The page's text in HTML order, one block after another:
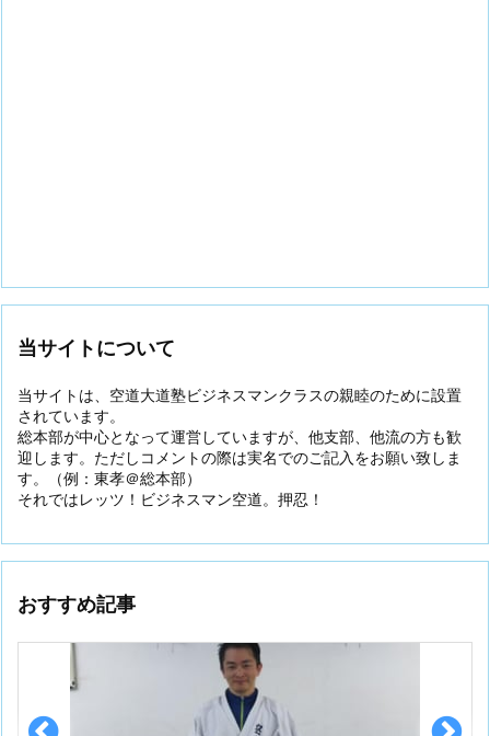
当サイトについて
当サイトは、空道大道塾ビジネスマンクラスの親睦のために設置
されています。
総本部が中心となって運営していますが、他支部、他流の方も歓
迎します。ただしコメントの際は実名でのご記入をお願い致しま
す。（例：東孝＠総本部）
それではレッツ！ビジネスマン空道。押忍！
おすすめ記事